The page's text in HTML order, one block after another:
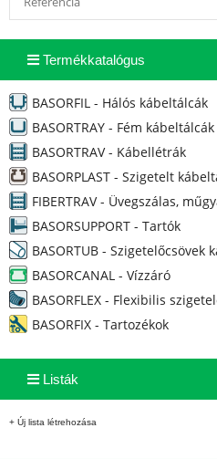
Termékkatalógus
BASORFIL - Hálós kábeltálcák
BASORTRAY - Fém kábeltálcák
BASORTRAV - Kábellétrák
BASORPLAST - Szigetelt
FIBERTRAV - Üvegszálas,
BASORSUPPORT - Tartók
BASORTUB - Szigetelőcsövek
BASORCANAL - Vízzáró
BASORFLEX - Flexibilis
BASORFIX - Tartozékok
Listák
+ Új lista létrehozása